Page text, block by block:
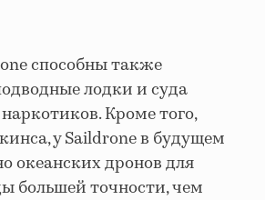
способны также
лодки и суда
Кроме того,
у Saildrone в будущем
океанских дронов для
большей точности, чем